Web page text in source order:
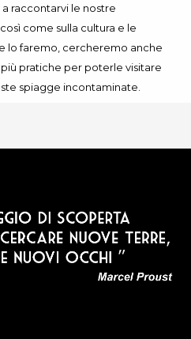
raccontarvi le nostre
come sulla cultura e le
lo faremo, cercheremo anche
pratiche per poterle visitare
spiagge incontaminate.